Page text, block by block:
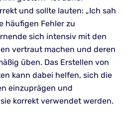
und sollte lauten: „Ich sah
häufigen Fehler zu
sich intensiv mit den
vertraut machen und deren
üben. Das Erstellen von
kann dabei helfen, sich die
einzuprägen und
korrekt verwendet werden.